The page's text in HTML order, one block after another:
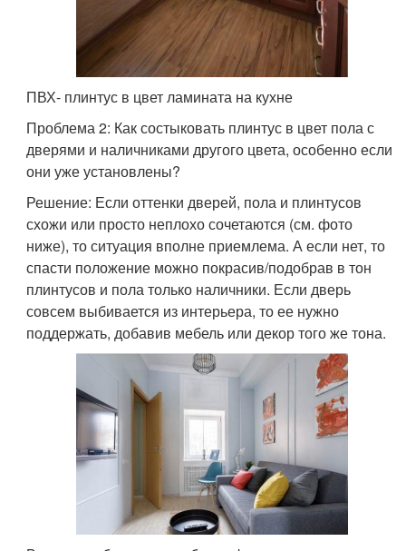
ПВХ- плинтус в цвет ламината на кухне
Проблема 2: Как состыковать плинтус в цвет пола с
дверями и наличниками другого цвета, особенно если
они уже установлены?
Решение: Если оттенки дверей, пола и плинтусов
схожи или просто неплохо сочетаются (см. фото
ниже), то ситуация вполне приемлема. А если нет, то
спасти положение можно покрасив/подобрав в тон
плинтусов и пола только наличники. Если дверь
совсем выбивается из интерьера, то ее нужно
поддержать, добавив мебель или декор того же тона.